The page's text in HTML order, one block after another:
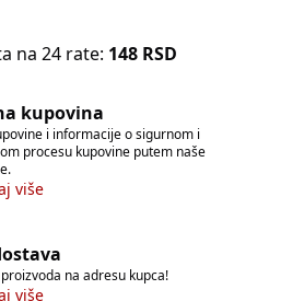
na 24 rate: 148 RSD
kupovina
i informacije o sigurnom i
procesu kupovine putem naše
više
na adresu kupca!
više